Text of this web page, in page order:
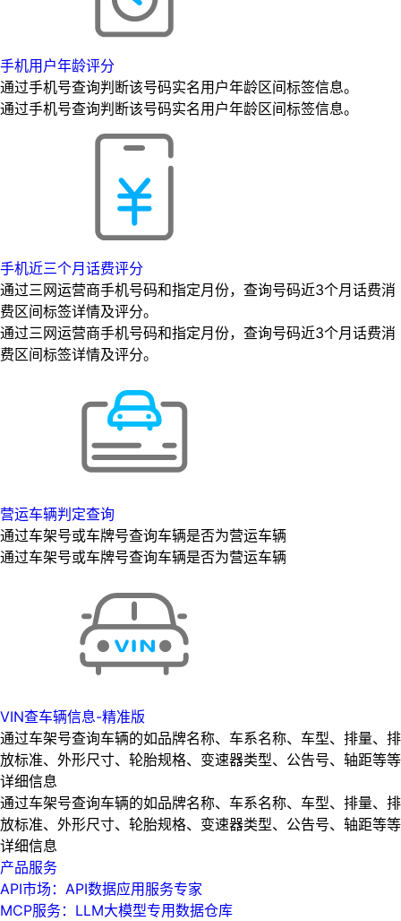
手机用户年龄评分
通过手机号查询判断该号码实名用户年龄区间标签信息。
通过手机号查询判断该号码实名用户年龄区间标签信息。
手机近三个月话费评分
通过三网运营商手机号码和指定月份，查询号码近3个月话费消
费区间标签详情及评分。
通过三网运营商手机号码和指定月份，查询号码近3个月话费消
费区间标签详情及评分。
营运车辆判定查询
通过车架号或车牌号查询车辆是否为营运车辆
通过车架号或车牌号查询车辆是否为营运车辆
VIN查车辆信息-精准版
通过车架号查询车辆的如品牌名称、车系名称、车型、排量、排
放标准、外形尺寸、轮胎规格、变速器类型、公告号、轴距等等
详细信息
通过车架号查询车辆的如品牌名称、车系名称、车型、排量、排
放标准、外形尺寸、轮胎规格、变速器类型、公告号、轴距等等
详细信息
产品服务
API市场：API数据应用服务专家
MCP服务：LLM大模型专用数据仓库